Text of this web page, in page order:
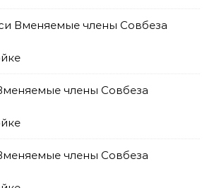
Вменяемые члены Совбеза
члены Совбеза
члены Совбеза